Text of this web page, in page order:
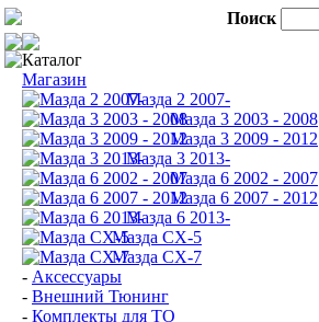
Поиск
Каталог
Магазин
Мазда 2 2007-
Мазда 3 2003 - 2008
Мазда 3 2009 - 2012
Мазда 3 2013-
Мазда 6 2002 - 2007
Мазда 6 2007 - 2012
Мазда 6 2013-
Мазда CX-5
Мазда CX-7
- Аксессуары
- Внешний Тюнинг
- Комплекты для ТО